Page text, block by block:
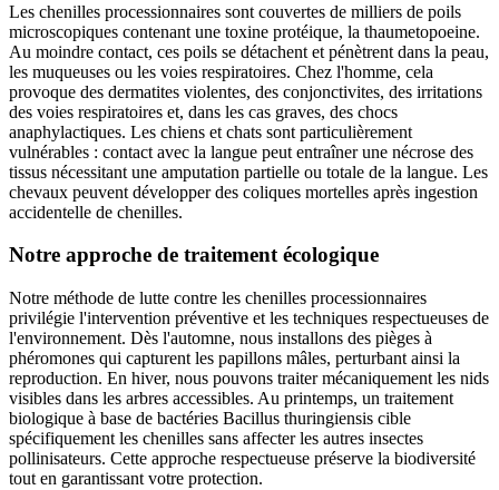
Les chenilles processionnaires sont couvertes de milliers de poils
microscopiques contenant une toxine protéique, la thaumetopoeine.
Au moindre contact, ces poils se détachent et pénètrent dans la peau,
les muqueuses ou les voies respiratoires. Chez l'homme, cela
provoque des dermatites violentes, des conjonctivites, des irritations
des voies respiratoires et, dans les cas graves, des chocs
anaphylactiques. Les chiens et chats sont particulièrement
vulnérables : contact avec la langue peut entraîner une nécrose des
tissus nécessitant une amputation partielle ou totale de la langue. Les
chevaux peuvent développer des coliques mortelles après ingestion
accidentelle de chenilles.
Notre approche de traitement écologique
Notre méthode de lutte contre les chenilles processionnaires
privilégie l'intervention préventive et les techniques respectueuses de
l'environnement. Dès l'automne, nous installons des pièges à
phéromones qui capturent les papillons mâles, perturbant ainsi la
reproduction. En hiver, nous pouvons traiter mécaniquement les nids
visibles dans les arbres accessibles. Au printemps, un traitement
biologique à base de bactéries Bacillus thuringiensis cible
spécifiquement les chenilles sans affecter les autres insectes
pollinisateurs. Cette approche respectueuse préserve la biodiversité
tout en garantissant votre protection.